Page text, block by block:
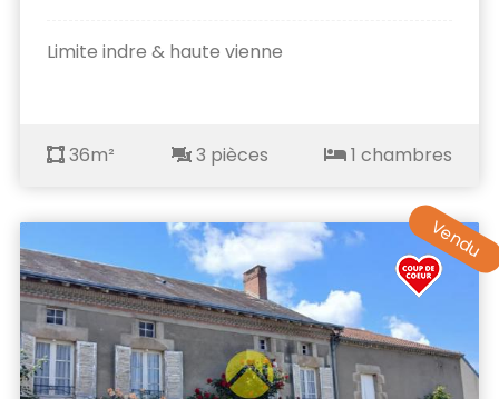
Limite indre & haute vienne
36m² 3 pièces 1 chambres
Vendu